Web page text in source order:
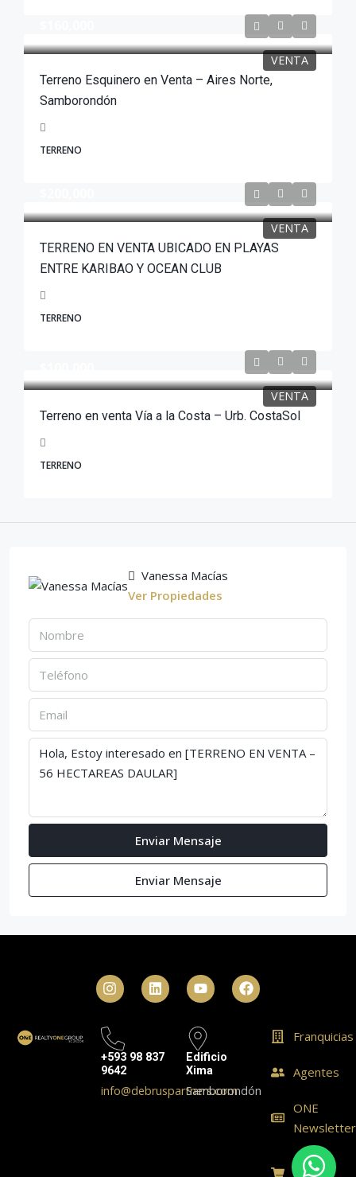
VENTA
Terreno Esquinero en Venta – Aires Norte,
Samborondón
TERRENO
VENTA
TERRENO EN VENTA UBICADO EN PLAYAS
ENTRE KARIBAO Y OCEAN CLUB
TERRENO
VENTA
Terreno en venta Vía a la Costa – Urb. CostaSol
TERRENO
Vanessa Macías
Ver Propiedades
Enviar Mensaje
Enviar Mensaje
+593 98 837
9642
info@debruspartners.com
Edificio
Xima
Samborondón
Franquicias
Agentes
ONE
Newsletter
ONE